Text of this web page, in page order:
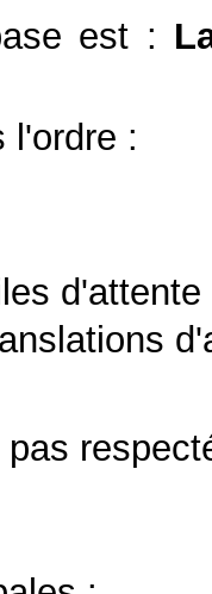
est :
l'ordre :
d'attente